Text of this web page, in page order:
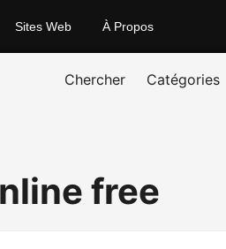
Sites Web À Propos
Chercher Catégories
free